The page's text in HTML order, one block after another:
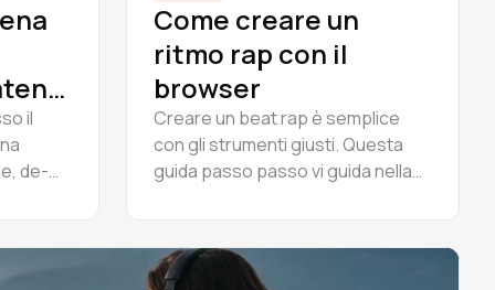
il
de-
Come creare un
ritmo rap con il
browser
Creare un beat rap è semplice
con gli strumenti giusti. Questa
guida passo passo vi guida nella
masterizzazione ed esportazione
online.